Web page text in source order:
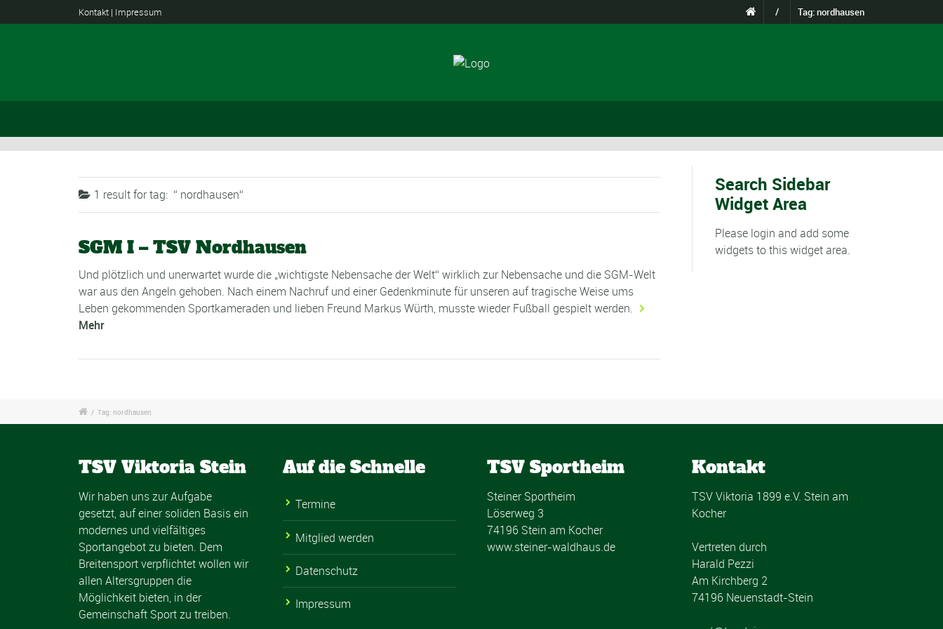
Kontakt | Impressum / Tag: nordhausen
1 result fortag: nordhausen
SGM I – TSV Nordhausen
Und plötzlich und unerwartet wurde die „wichtigste Nebensache der Welt“ wirklich zur Nebensache und die SGM-Welt
war aus den Angeln gehoben. Nach einem Nachruf und einer Gedenkminute für unseren auf tragische Weise ums
Leben gekommenden Sportkameraden und lieben Freund Markus Würth, musste wieder Fußball gespielt werden.
Mehr
Search Sidebar
Widget Area
Please login and add some
widgets to this widget area.
/ Tag: nordhausen
TSV Viktoria Stein
Wir haben uns zur Aufgabe
gesetzt, auf einer soliden Basis ein
modernes und vielfältiges
Sportangebot zu bieten. Dem
Breitensport verpflichtet wollen wir
allen Altersgruppen die
Möglichkeit bieten, in der
Gemeinschaft Sport zu treiben.
Auf die Schnelle
Termine
Mitglied werden
Datenschutz
Impressum
TSV Sportheim
Steiner Sportheim
Löserweg 3
74196 Stein am Kocher
www.steiner-waldhaus.de
Kontakt
TSV Viktoria 1899 e.V. Stein am
Kocher
Vertreten durch
Harald Pezzi
Am Kirchberg 2
74196 Neuenstadt-Stein